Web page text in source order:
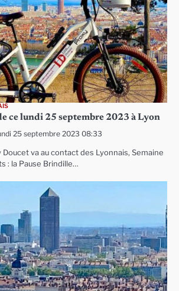
ce lundi 25 septembre 2023 à Lyon
25 septembre 2023 08:33
va au contact des Lyonnais, Semaine
: la Pause Brindille…